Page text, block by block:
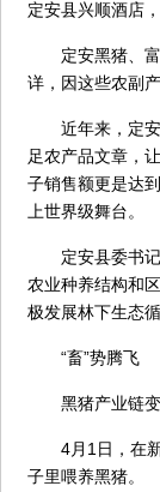
定安县兴顺酒店
定安黑猪、富
详，因这些农副
近年来，定安
足农产品文章，
子销售额更是达
上世界级舞台。
定安县委书记
农业种养结构和
极发展林下生态
“畜”势腾飞
黑猪产业链变
4月1日，在新
子里喂养黑猪。